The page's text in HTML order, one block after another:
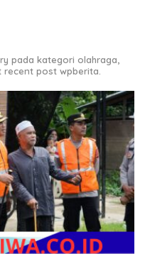
pada kategori olahraga,
post wpberita.